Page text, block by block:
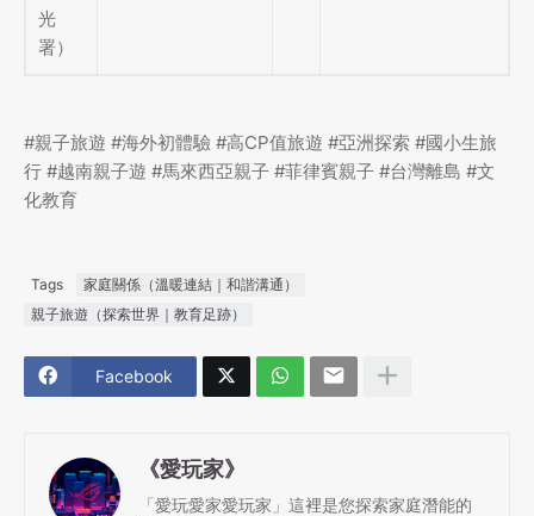
光
署）
#親子旅遊 #海外初體驗 #高CP值旅遊 #亞洲探索 #國小生旅
行 #越南親子遊 #馬來西亞親子 #菲律賓親子 #台灣離島 #文
化教育
Tags
家庭關係（溫暖連結｜和諧溝通）
親子旅遊（探索世界｜教育足跡）
Facebook
《愛玩家》
「愛玩愛家愛玩家」這裡是您探索家庭潛能的